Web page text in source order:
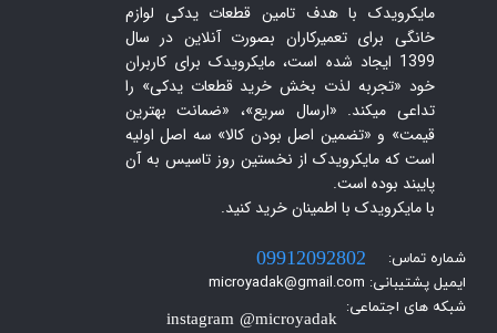
مایکرویدک با هدف تامین قطعات یدکی لوازم
خانگی برای تعمیرکاران بصورت آنلاین در سال
1399 ایجاد شده است، مایکرویدک برای کاربران
خود «تجربه لذت بخش خرید قطعات یدکی» را
تداعی میکند. «ارسال سریع»، «ضمانت بهترین
قیمت» و «تضمین اصل بودن کالا» سه اصل اولیه
است که مایکرویدک از نخستین روز تاسیس به آن
پایبند بوده است.
با مایکرویدک با اطمینان خرید کنید.​​​​​​​
شماره تماس:
ایمیل پشتیبانی: microyadak@gmail.com
شبکه های اجتماعی:
instagram @microyadak
09912092802